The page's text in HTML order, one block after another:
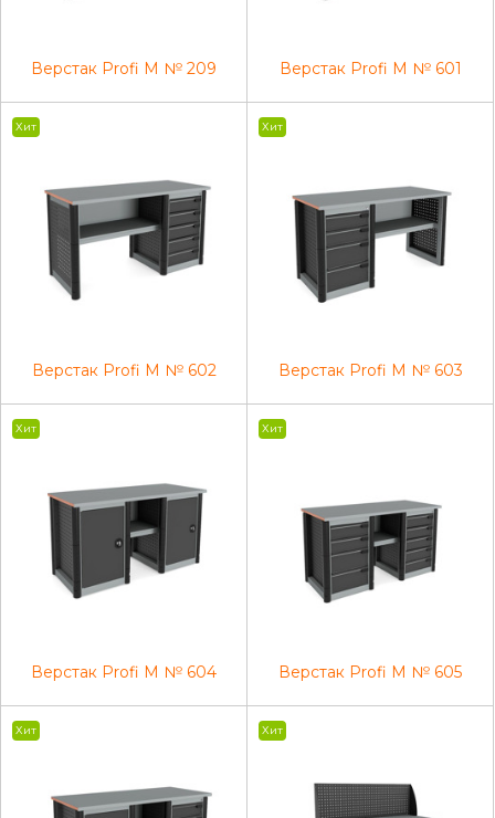
Верстак Profi M № 209 Верстак Profi M № 601
Хит
Верстак Profi M № 602
Хит
Верстак Profi M № 603
Хит
Верстак Profi M № 604
Хит
Верстак Profi M № 605
Хит Хит